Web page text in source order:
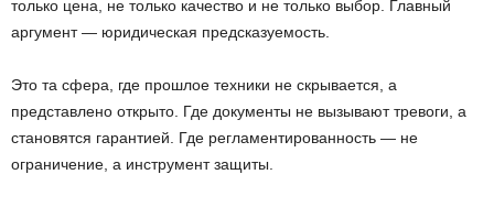
только цена, не только качество и не только выбор. Главный
аргумент — юридическая предсказуемость.
Это та сфера, где прошлое техники не скрывается, а
представлено открыто. Где документы не вызывают тревоги, а
становятся гарантией. Где регламентированность — не
ограничение, а инструмент защиты.